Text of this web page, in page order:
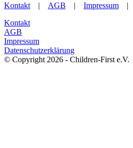
Kontakt | AGB | Impressum |
Kontakt
AGB
Impressum
Datenschutzerklärung
© Copyright 2026 - Children-First e.V.